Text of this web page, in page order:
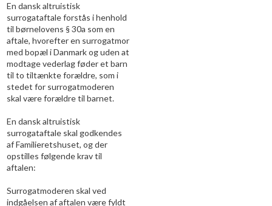
En dansk altruistisk
surrogataftale forstås i henhold
til børnelovens § 30a som en
aftale, hvorefter en surrogatmor
med bopæl i Danmark og uden at
modtage vederlag føder et barn
til to tiltænkte forældre, som i
stedet for surrogatmoderen
skal være forældre til barnet.
En dansk altruistisk
surrogataftale skal godkendes
af Familieretshuset, og der
opstilles følgende krav til
aftalen:
Surrogatmoderen skal ved
indgåelsen af aftalen være fyldt